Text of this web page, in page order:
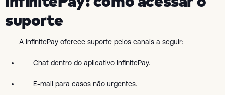
suporte
A InfinitePay oferece suporte pelos canais a seguir:
Chat dentro do aplicativo InfinitePay.
E-mail para casos não urgentes.